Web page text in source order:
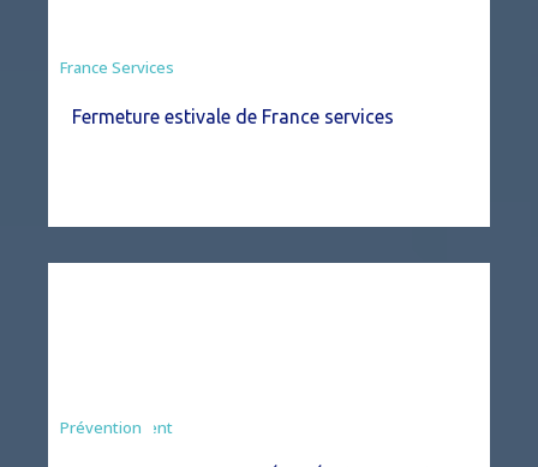
France Services
Fermeture estivale de France services
Agriculture
Arrêté
Environnement
Prévention